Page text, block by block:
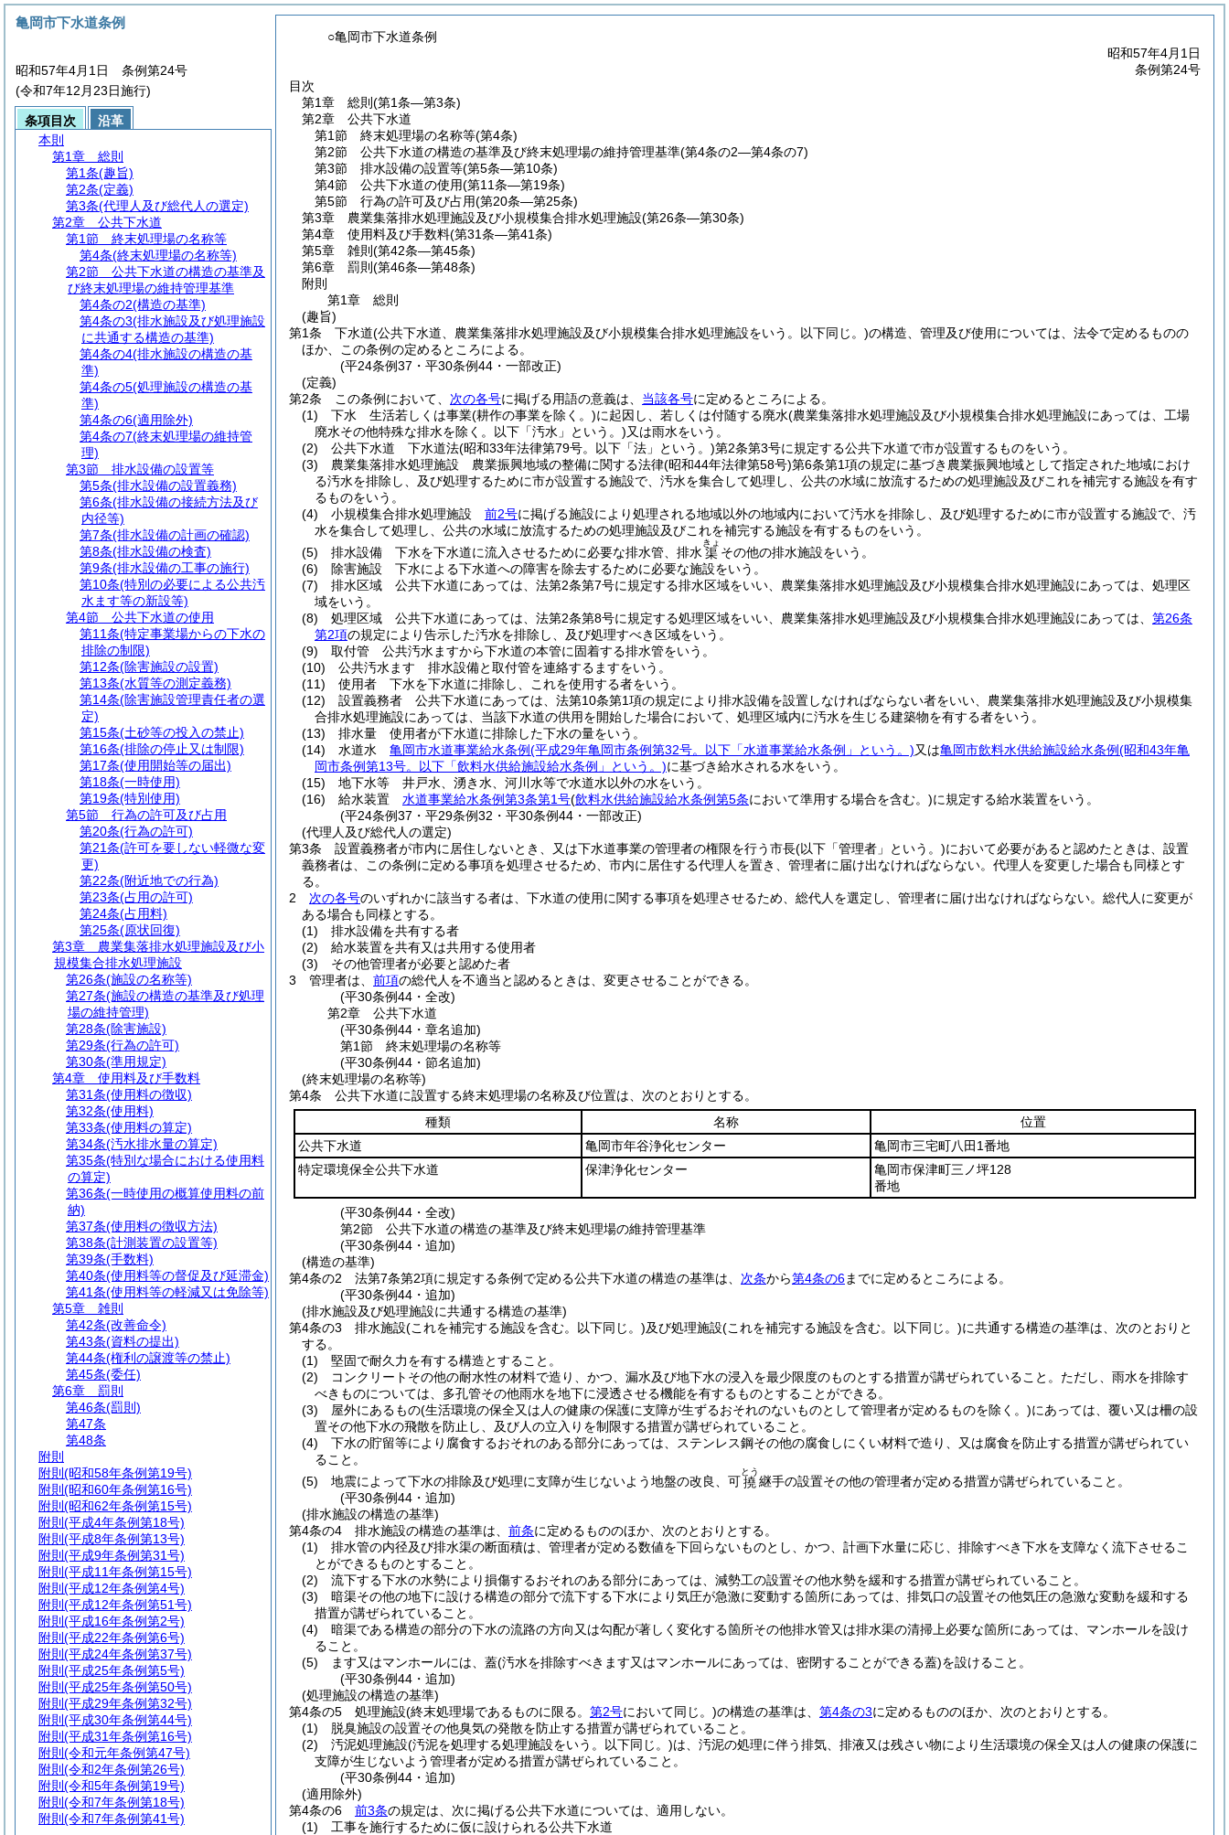
○亀岡市下水道条例
昭和57年4月1日
条例第24号
目次
第1章
総則 (第1条―第3条)
第2章
公共下水道
第1節
終末処理場の名称等(第4条)
第2節
公共下水道の構造の基準及び終末処理場の維持管理基準(第4条の2―第4条の7)
第3節
排水設備の設置等(第5条―第10条)
第4節
公共下水道の使用(第11条―第19条)
第5節
行為の許可及び占用(第20条―第25条)
第3章
農業集落排水処理施設及び小規模集合排水処理施設(第26条―第30条)
第4章
使用料及び手数料(第31条―第41条)
第5章
雑則 (第42条―第45条)
第6章
罰則 (第46条―第48条)
附則
第1章
総則
(趣旨)
第1条
下水道(公共下水道、農業集落排水処理施設及び小規模集合排水処理施設をいう。以下同じ。)の構造、管理及び使用については、法令で定めるものの
ほか、この条例の定めるところによる。
(平24条例37・平30条例44・一部改正)
(定義)
第2条
この条例において、 次の各号に掲げる用語の意義は、 当該各号に定めるところによる。
(1)
下水 生活若しくは事業(耕作の事業を除く。)に起因し、若しくは付随する廃水(農業集落排水処理施設及び小規模集合排水処理施設にあっては、工場
廃水その他特殊な排水を除く。以下「汚水」という。)又は雨水をいう。
(2)
公共下水道 下水道法(昭和33年法律第79号。以下「法」という。)第2条第3号に規定する公共下水道で市が設置するものをいう。
(3)
農業集落排水処理施設 農業振興地域の整備に関する法律(昭和44年法律第58号)第6条第1項の規定に基づき農業振興地域として指定された地域におけ
る汚水を排除し、及び処理するために市が設置する施設で、汚水を集合して処理し、公共の水域に放流するための処理施設及びこれを補完する施設を有す
るものをいう。
(4)
小規模集合排水処理施設 前2号に掲げる施設により処理される地域以外の地域内において汚水を排除し、及び処理するために市が設置する施設で、汚
水を集合して処理し、公共の水域に放流するための処理施設及びこれを補完する施設を有するものをいう。
(5)
排水設備 下水を下水道に流入させるために必要な排水管、排水 渠
きょ
その他の排水施設をいう。
(6)
除害施設 下水による下水道への障害を除去するために必要な施設をいう。
(7)
排水区域 公共下水道にあっては、法第2条第7号に規定する排水区域をいい、農業集落排水処理施設及び小規模集合排水処理施設にあっては、処理区
域をいう。
(8)
処理区域 公共下水道にあっては、法第2条第8号に規定する処理区域をいい、農業集落排水処理施設及び小規模集合排水処理施設にあっては、 第26条
第2項の規定により告示した汚水を排除し、及び処理すべき区域をいう。
(9)
取付管 公共汚水ますから下水道の本管に固着する排水管をいう。
(10)
公共汚水ます 排水設備と取付管を連絡するますをいう。
(11)
使用者 下水を下水道に排除し、これを使用する者をいう。
(12)
設置義務者 公共下水道にあっては、法第10条第1項の規定により排水設備を設置しなければならない者をいい、農業集落排水処理施設及び小規模集
合排水処理施設にあっては、当該下水道の供用を開始した場合において、処理区域内に汚水を生じる建築物を有する者をいう。
(13)
排水量 使用者が下水道に排除した下水の量をいう。
(14)
水道水 亀岡市水道事業給水条例(平成29年亀岡市条例第32号。以下「水道事業給水条例」という。)又は亀岡市飲料水供給施設給水条例(昭和43年亀
岡市条例第13号。以下「飲料水供給施設給水条例」という。)に基づき給水される水をいう。
(15)
地下水等 井戸水、湧き水、河川水等で水道水以外の水をいう。
(16)
給水装置 水道事業給水条例第3条第1号(飲料水供給施設給水条例第5条において準用する場合を含む。)に規定する給水装置をいう。
(平24条例37・平29条例32・平30条例44・一部改正)
(代理人及び総代人の選定)
第3条
設置義務者が市内に居住しないとき、又は下水道事業の管理者の権限を行う市長(以下「管理者」という。)において必要があると認めたときは、設置
義務者は、この条例に定める事項を処理させるため、市内に居住する代理人を置き、管理者に届け出なければならない。 代理人を変更した場合も同様とす
る。
2
次の各号のいずれかに該当する者は、下水道の使用に関する事項を処理させるため、総代人を選定し、管理者に届け出なければならない。 総代人に変更が
ある場合も同様とする。
(1)
排水設備を共有する者
(2)
給水装置を共有又は共用する使用者
(3)
その他管理者が必要と認めた者
3
管理者は、 前項の総代人を不適当と認めるときは、変更させることができる。
(平30条例44・全改)
第2章
公共下水道
(平30条例44・章名追加)
第1節
終末処理場の名称等
(平30条例44・節名追加)
(終末処理場の名称等)
第4条
公共下水道に設置する終末処理場の名称及び位置は、次のとおりとする。
種類
名称
位置
公共下水道
亀岡市年谷浄化センター
亀岡市三宅町八田1番地
特定環境保全公共下水道
保津浄化センター
亀岡市保津町三ノ坪128
番地
(平30条例44・全改)
第2節
公共下水道の構造の基準及び終末処理場の維持管理基準
(平30条例44・追加)
(構造の基準)
第4条の2
法第7条第2項に規定する条例で定める公共下水道の構造の基準は、 次条から第4条の6までに定めるところによる。
(平30条例44・追加)
(排水施設及び処理施設に共通する構造の基準)
第4条の3
排水施設(これを補完する施設を含む。以下同じ。)及び処理施設(これを補完する施設を含む。以下同じ。)に共通する構造の基準は、次のとおりと
する。
(1)
堅固で耐久力を有する構造とすること。
(2)
コンクリートその他の耐水性の材料で造り、かつ、漏水及び地下水の浸入を最少限度のものとする措置が講ぜられていること。 ただし、雨水を排除す
べきものについては、多孔管その他雨水を地下に浸透させる機能を有するものとすることができる。
(3)
屋外にあるもの(生活環境の保全又は人の健康の保護に支障が生ずるおそれのないものとして管理者が定めるものを除く。)にあっては、覆い又は柵の設
置その他下水の飛散を防止し、及び人の立入りを制限する措置が講ぜられていること。
(4)
下水の貯留等により腐食するおそれのある部分にあっては、ステンレス鋼その他の腐食しにくい材料で造り、又は腐食を防止する措置が講ぜられてい
ること。
(5)
地震によって下水の排除及び処理に支障が生じないよう地盤の改良、可撓
とう
継手の設置その他の管理者が定める措置が講ぜられていること。
(平30条例44・追加)
(排水施設の構造の基準)
第4条の4
排水施設の構造の基準は、 前条に定めるもののほか、次のとおりとする。
(1)
排水管の内径及び排水渠の断面積は、管理者が定める数値を下回らないものとし、かつ、計画下水量に応じ、排除すべき下水を支障なく流下させるこ
とができるものとすること。
(2)
流下する下水の水勢により損傷するおそれのある部分にあっては、減勢工の設置その他水勢を緩和する措置が講ぜられていること。
(3)
暗渠その他の地下に設ける構造の部分で流下する下水により気圧が急激に変動する箇所にあっては、排気口の設置その他気圧の急激な変動を緩和する
措置が講ぜられていること。
(4)
暗渠である構造の部分の下水の流路の方向又は勾配が著しく変化する箇所その他排水管又は排水渠の清掃上必要な箇所にあっては、マンホールを設け
ること。
(5)
ます又はマンホールには、蓋(汚水を排除すべきます又はマンホールにあっては、密閉することができる蓋)を設けること。
(平30条例44・追加)
(処理施設の構造の基準)
第4条の5
処理施設(終末処理場であるものに限る。 第2号において同じ。)の構造の基準は、 第4条の3に定めるもののほか、次のとおりとする。
(1)
脱臭施設の設置その他臭気の発散を防止する措置が講ぜられていること。
(2)
汚泥処理施設(汚泥を処理する処理施設をいう。以下同じ。)は、汚泥の処理に伴う排気、排液又は残さい物により生活環境の保全又は人の健康の保護に
支障が生じないよう管理者が定める措置が講ぜられていること。
(平30条例44・追加)
(適用除外)
第4条の6
前3条の規定は、次に掲げる公共下水道については、適用しない。
(1)
工事を施行するために仮に設けられる公共下水道
亀岡市下水道条例
昭和57年4月1日 条例第24号
(令和7年12月23日施行)
条項目次
沿革
本則
第1章
総則
第1条(趣旨)
第2条(定義)
第3条(代理人及び総代人の選定)
第2章
公共下水道
第1節
終末処理場の名称等
第4条(終末処理場の名称等)
第2節
公共下水道の構造の基準及
び終末処理場の維持管理基準
第4条の2(構造の基準)
第4条の3(排水施設及び処理施設
に共通する構造の基準)
第4条の4(排水施設の構造の基
準)
第4条の5(処理施設の構造の基
準)
第4条の6(適用除外)
第4条の7(終末処理場の維持管
理)
第3節
排水設備の設置等
第5条(排水設備の設置義務)
第6条(排水設備の接続方法及び
内径等)
第7条(排水設備の計画の確認)
第8条(排水設備の検査)
第9条(排水設備の工事の施行)
第10条(特別の必要による公共汚
水ます等の新設等)
第4節
公共下水道の使用
第11条(特定事業場からの下水の
排除の制限)
第12条(除害施設の設置)
第13条(水質等の測定義務)
第14条(除害施設管理責任者の選
定)
第15条(土砂等の投入の禁止)
第16条(排除の停止又は制限)
第17条(使用開始等の届出)
第18条(一時使用)
第19条(特別使用)
第5節
行為の許可及び占用
第20条(行為の許可)
第21条(許可を要しない軽微な変
更)
第22条(附近地での行為)
第23条(占用の許可)
第24条(占用料)
第25条(原状回復)
第3章
農業集落排水処理施設及び小
規模集合排水処理施設
第26条(施設の名称等)
第27条(施設の構造の基準及び処理
場の維持管理)
第28条(除害施設)
第29条(行為の許可)
第30条(準用規定)
第4章
使用料及び手数料
第31条(使用料の徴収)
第32条(使用料)
第33条(使用料の算定)
第34条(汚水排水量の算定)
第35条(特別な場合における使用料
の算定)
第36条(一時使用の概算使用料の前
納)
第37条(使用料の徴収方法)
第38条(計測装置の設置等)
第39条(手数料)
第40条(使用料等の督促及び延滞金)
第41条(使用料等の軽減又は免除等)
第5章
雑則
第42条(改善命令)
第43条(資料の提出)
第44条(権利の譲渡等の禁止)
第45条(委任)
第6章
罰則
第46条(罰則)
第47条
第48条
附則
附則 (昭和58年条例第19号)
附則 (昭和60年条例第16号)
附則 (昭和62年条例第15号)
附則 (平成4年条例第18号)
附則 (平成8年条例第13号)
附則 (平成9年条例第31号)
附則 (平成11年条例第15号)
附則 (平成12年条例第4号)
附則 (平成12年条例第51号)
附則 (平成16年条例第2号)
附則 (平成22年条例第6号)
附則 (平成24年条例第37号)
附則 (平成25年条例第5号)
附則 (平成25年条例第50号)
附則 (平成29年条例第32号)
附則 (平成30年条例第44号)
附則 (平成31年条例第16号)
附則 (令和元年条例第47号)
附則 (令和2年条例第26号)
附則 (令和5年条例第19号)
附則 (令和7年条例第18号)
附則 (令和7年条例第41号)